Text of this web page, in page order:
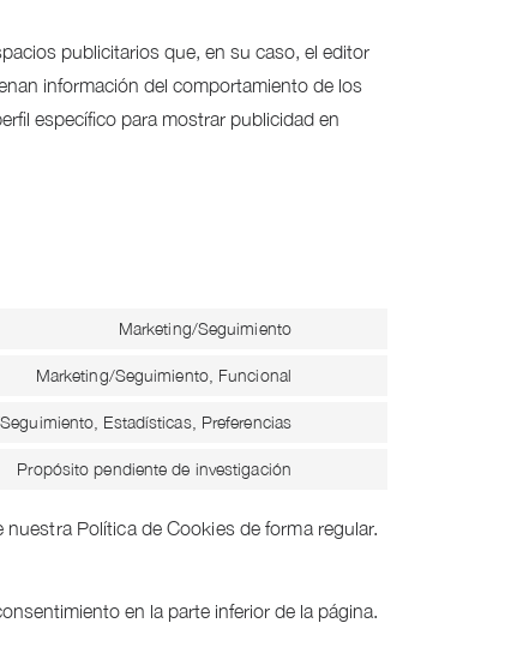
publicitarios que, en su caso, el editor
información del comportamiento de los
específico para mostrar publicidad en
Marketing/Seguimiento
Marketing/Seguimiento, Funcional
Estadísticas, Preferencias
linkedin
Propósito pendiente de investigación
Política de Cookies de forma regular.
en la parte inferior de la página.